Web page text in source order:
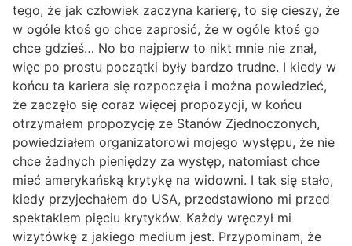
tego, że jak człowiek zaczyna karierę, to się cieszy, że
w ogóle ktoś go chce zaprosić, że w ogóle ktoś go
chce gdzieś… No bo najpierw to nikt mnie nie znał,
więc po prostu początki były bardzo trudne. I kiedy w
końcu ta kariera się rozpoczęła i można powiedzieć,
że zaczęło się coraz więcej propozycji, w końcu
otrzymałem propozycję ze Stanów Zjednoczonych,
powiedziałem organizatorowi mojego występu, że nie
chce żadnych pieniędzy za występ, natomiast chce
mieć amerykańską krytykę na widowni. I tak się stało,
kiedy przyjechałem do USA, przedstawiono mi przed
spektaklem pięciu krytyków. Każdy wręczył mi
wizytówkę z jakiego medium jest. Przypominam, że